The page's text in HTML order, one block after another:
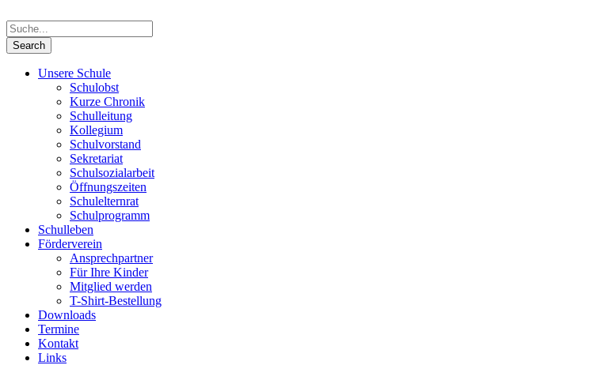
Unsere Schule
Schulobst
Kurze Chronik
Schulleitung
Kollegium
Schulvorstand
Sekretariat
Schulsozialarbeit
Öffnungszeiten
Schulelternrat
Schulprogramm
Schulleben
Förderverein
Ansprechpartner
Für Ihre Kinder
Mitglied werden
T-Shirt-Bestellung
Downloads
Termine
Kontakt
Links